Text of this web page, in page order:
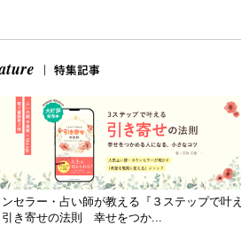
セラー・占い師が教える『３ステップで叶え
き寄せの法則 幸せをつか...